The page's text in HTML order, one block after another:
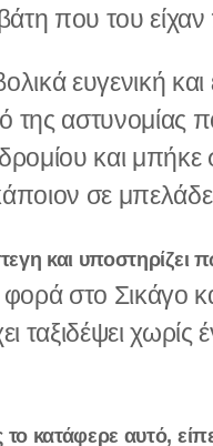
που του είχαν
ευγενική
της αστυνομίας
και
σε
και υποστηρίζει
στο Σικάγο
ταξιδέψει
κατάφερε αυτό,